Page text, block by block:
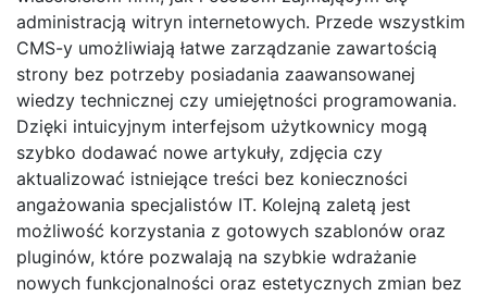
administracją witryn internetowych. Przede wszystkim
CMS-y umożliwiają łatwe zarządzanie zawartością
strony bez potrzeby posiadania zaawansowanej
wiedzy technicznej czy umiejętności programowania.
Dzięki intuicyjnym interfejsom użytkownicy mogą
szybko dodawać nowe artykuły, zdjęcia czy
aktualizować istniejące treści bez konieczności
angażowania specjalistów IT. Kolejną zaletą jest
możliwość korzystania z gotowych szablonów oraz
pluginów, które pozwalają na szybkie wdrażanie
nowych funkcjonalności oraz estetycznych zmian bez